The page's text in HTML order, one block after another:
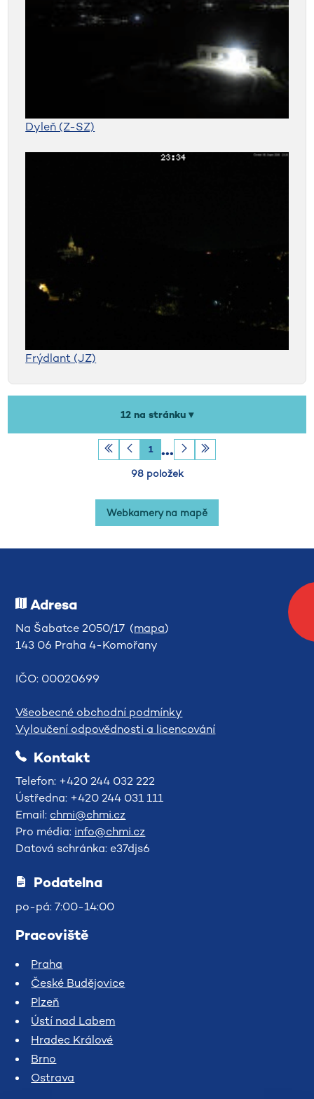
Dyleň (Z-SZ)
Frýdlant (JZ)
12 na stránku ▾
1
98 položek
Webkamery na mapě
Adresa
Na Šabatce 2050/17 (mapa)
143 06 Praha 4-Komořany
IČO: 00020699
Všeobecné obchodní podmínky
Vyloučení odpovědnosti a licencování
Kontakt
Telefon: +420 244 032 222
Ústředna: +420 244 031 111
Email: chmi@chmi.cz
Pro média: info@chmi.cz
Datová schránka: e37djs6
Podatelna
po-pá: 7:00-14:00
Pracoviště
Praha
České Budějovice
Plzeň
Ústí nad Labem
Hradec Králové
Brno
Ostrava